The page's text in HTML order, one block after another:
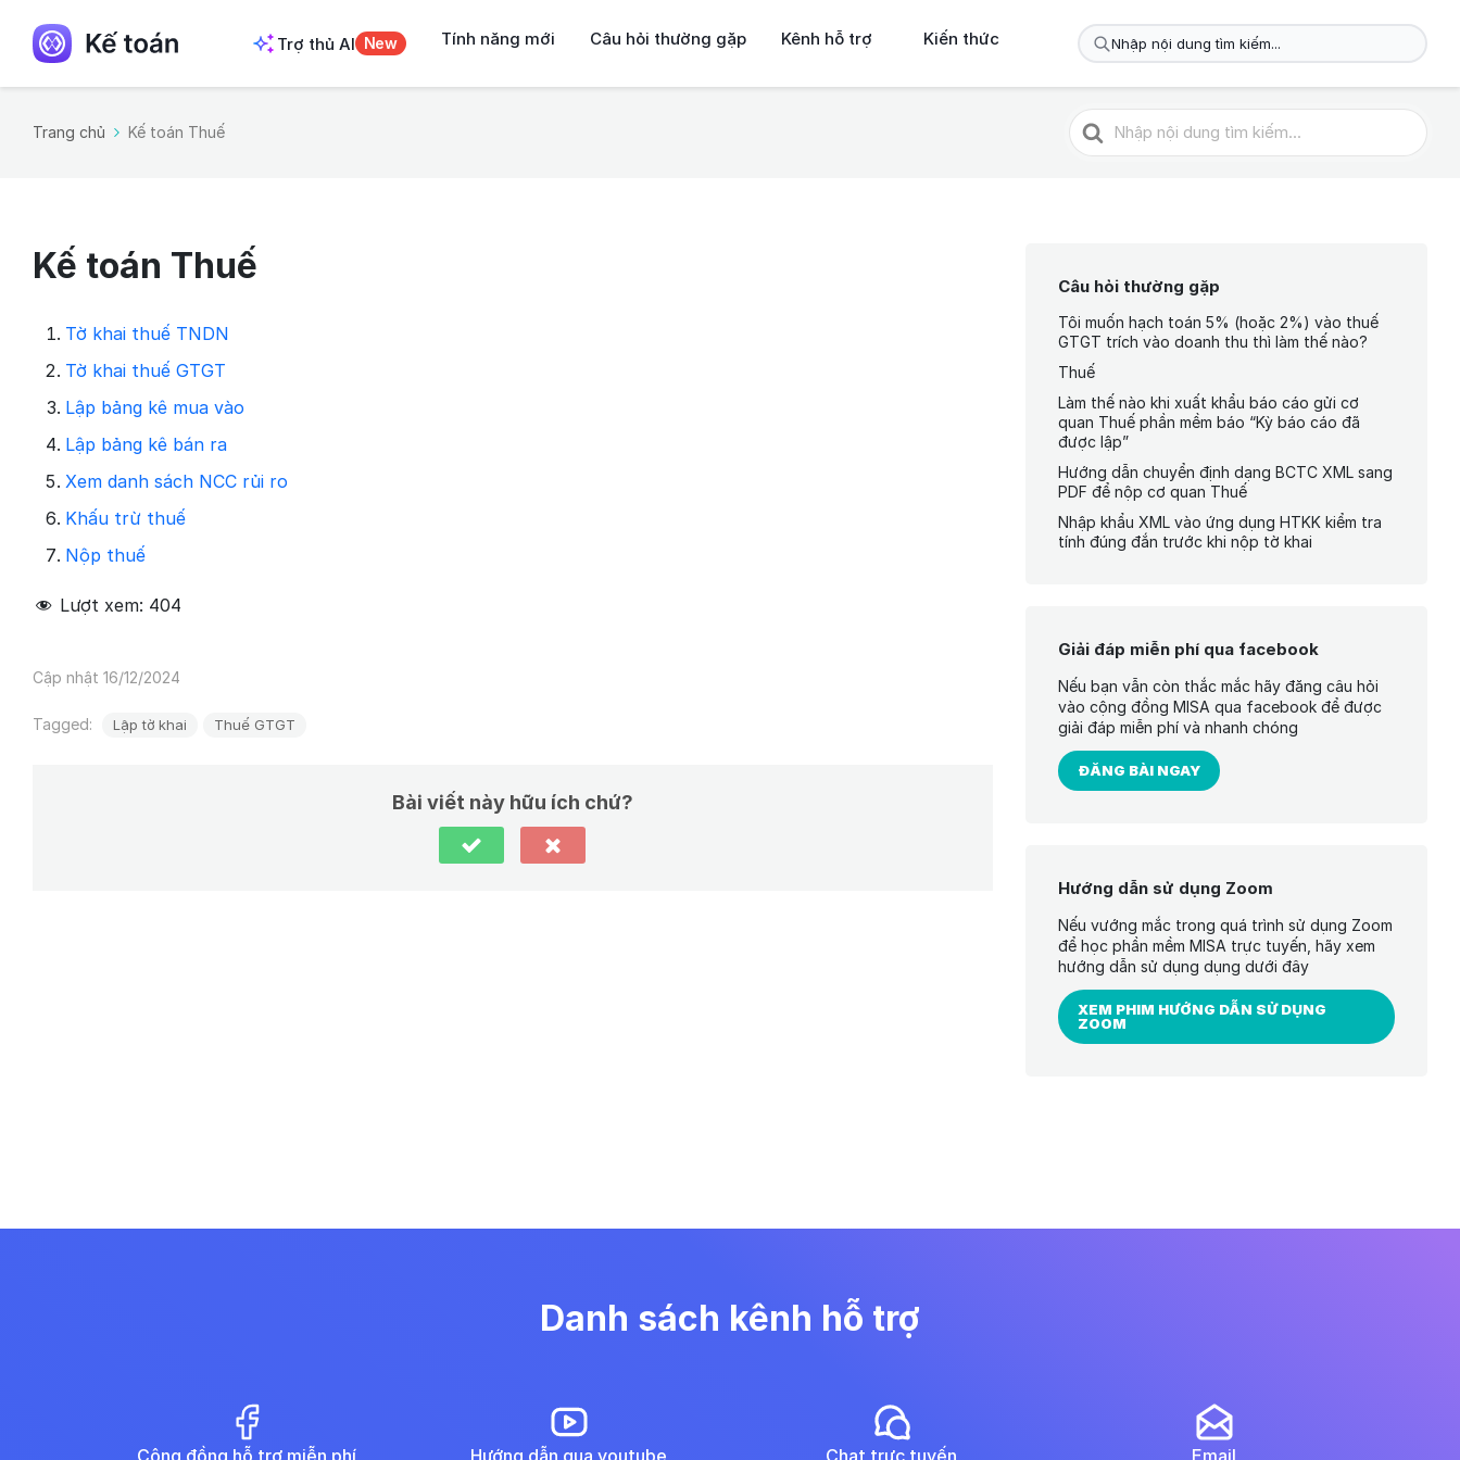
Trợ thủ AI New Tính năng mới Câu hỏi thường gặp Kênh hỗ trợ Kiến thức
Trang chủ Kế toán Thuế
Kế toán Thuế
Tờ khai thuế TNDN
Tờ khai thuế GTGT
Lập bảng kê mua vào
Lập bảng kê bán ra
Xem danh sách NCC rủi ro
Khấu trừ thuế
Nộp thuế
Lượt xem: 404
Cập nhật 16/12/2024
Tagged: Lập tờ khai Thuế GTGT
Bài viết này hữu ích chứ?
Câu hỏi thường gặp
Tôi muốn hạch toán 5% (hoặc 2%) vào thuế
GTGT trích vào doanh thu thì làm thế nào?
Thuế
Làm thế nào khi xuất khẩu báo cáo gửi cơ
quan Thuế phần mềm báo “Kỳ báo cáo đã
được lập”
Hướng dẫn chuyển định dạng BCTC XML sang
PDF để nộp cơ quan Thuế
Nhập khẩu XML vào ứng dụng HTKK kiểm tra
tính đúng đắn trước khi nộp tờ khai
Giải đáp miễn phí qua facebook
Nếu bạn vẫn còn thắc mắc hãy đăng câu hỏi
vào cộng đồng MISA qua facebook để được
giải đáp miễn phí và nhanh chóng
ĐĂNG BÀI NGAY
Hướng dẫn sử dụng Zoom
Nếu vướng mắc trong quá trình sử dụng Zoom
để học phần mềm MISA trực tuyến, hãy xem
hướng dẫn sử dụng dụng dưới đây
XEM PHIM HƯỚNG DẪN SỬ DỤNG
ZOOM
Danh sách kênh hỗ trợ
Cộng đồng hỗ trợ miễn phí Hướng dẫn qua youtube Chat trực tuyến Email